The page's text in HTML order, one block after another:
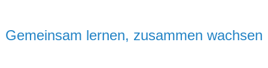
Gemeinsam lernen, zusammen wachsen